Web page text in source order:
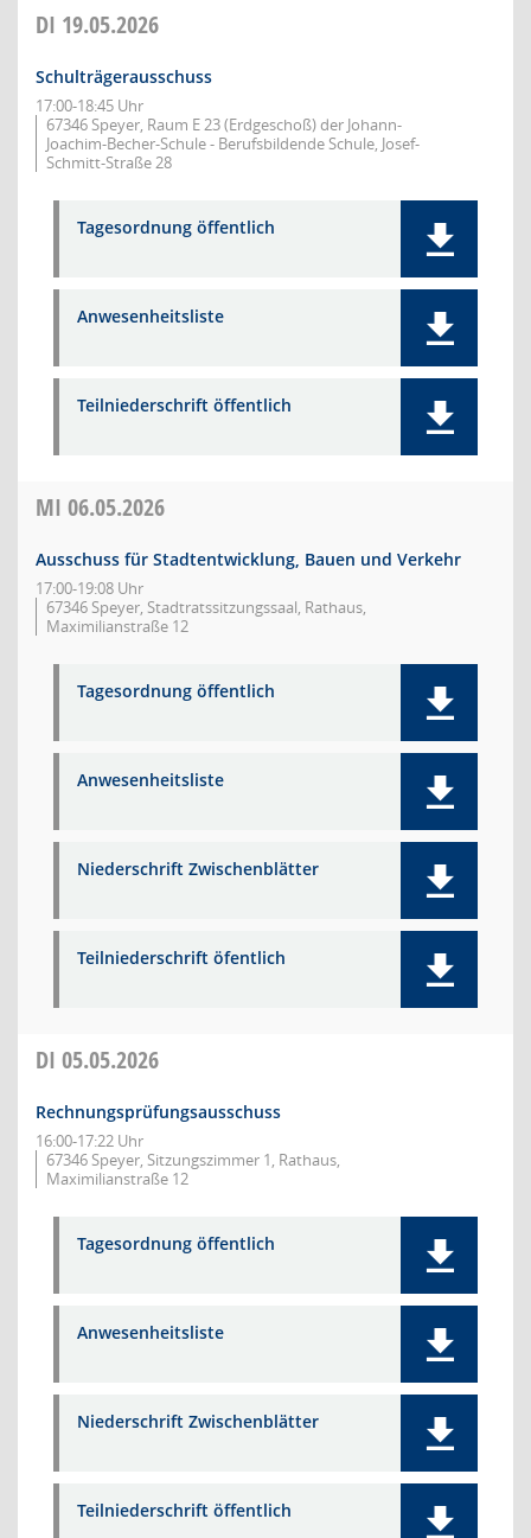
DI 19.05.2026
Schulträgerausschuss
17:00-18:45 Uhr
67346 Speyer, Raum E 23 (Erdgeschoß) der Johann-
Joachim-Becher-Schule - Berufsbildende Schule, Josef-
Schmitt-Straße 28
Tagesordnung öffentlich
Anwesenheitsliste
Teilniederschrift öffentlich
MI 06.05.2026
Ausschuss für Stadtentwicklung, Bauen und Verkehr
17:00-19:08 Uhr
67346 Speyer, Stadtratssitzungssaal, Rathaus,
Maximilianstraße 12
Tagesordnung öffentlich
Anwesenheitsliste
Niederschrift Zwischenblätter
Teilniederschrift öfentlich
DI 05.05.2026
Rechnungsprüfungsausschuss
16:00-17:22 Uhr
67346 Speyer, Sitzungszimmer 1, Rathaus,
Maximilianstraße 12
Tagesordnung öffentlich
Anwesenheitsliste
Niederschrift Zwischenblätter
Teilniederschrift öffentlich